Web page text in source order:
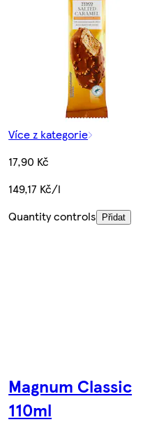
Více z kategorie
17,90 Kč
149,17 Kč/l
Quantity controls
Přidat
Magnum Classic
110ml